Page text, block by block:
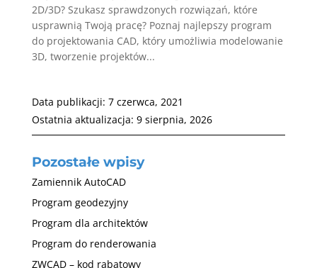
2D/3D? Szukasz sprawdzonych rozwiązań, które
usprawnią Twoją pracę? Poznaj najlepszy program
do projektowania CAD, który umożliwia modelowanie
3D, tworzenie projektów...
Data publikacji: 7 czerwca, 2021
Ostatnia aktualizacja: 9 sierpnia, 2026
Pozostałe wpisy
Zamiennik AutoCAD
Program geodezyjny
Program dla architektów
Program do renderowania
ZWCAD – kod rabatowy